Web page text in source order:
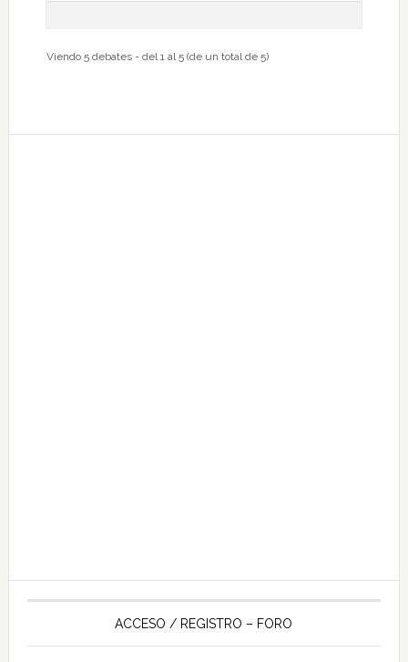
Viendo 5 debates - del 1 al 5 (de un total de 5)
ACCESO / REGISTRO – FORO